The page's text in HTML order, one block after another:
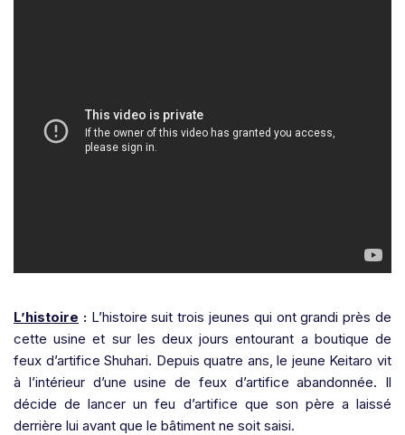
L’histoire : L’histoire suit trois jeunes qui ont grandi près de
cette usine et sur les deux jours entourant a boutique de
feux d’artifice Shuhari. Depuis quatre ans, le jeune Keitaro vit
à l’intérieur d’une usine de feux d’artifice abandonnée. Il
décide de lancer un feu d’artifice que son père a laissé
derrière lui avant que le bâtiment ne soit saisi.